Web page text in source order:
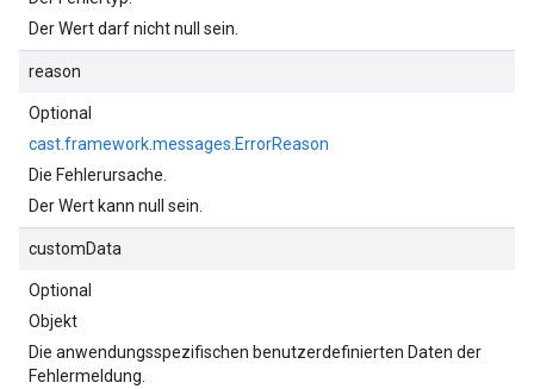
Der Wert darf nicht null sein.
reason
Optional
cast.framework.messages.ErrorReason
Die Fehlerursache.
Der Wert kann null sein.
customData
Optional
Objekt
Die anwendungsspezifischen benutzerdefinierten Daten der
Fehlermeldung.